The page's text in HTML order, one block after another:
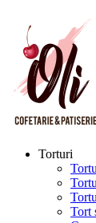
Torturi
Tort